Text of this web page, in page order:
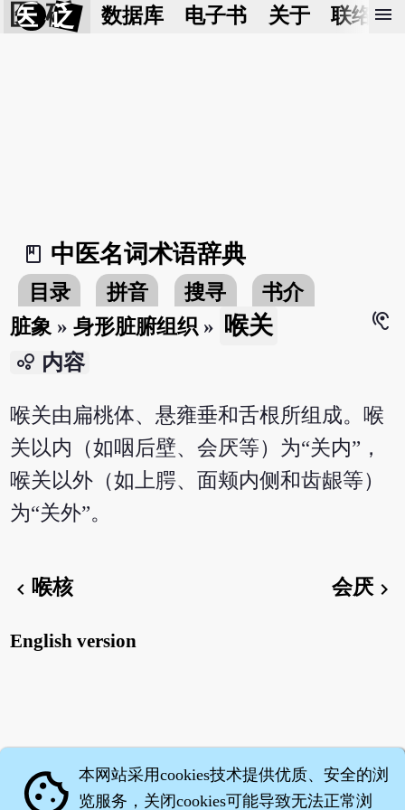
医 砭 数据库 电子书 关于 联络我
menu
book_2
中医名词术语辞典
目录 拼音 搜寻
书介
脏象 »身形脏腑组织 » 喉关
hearing
bubble_chart 内容
喉关由扁桃体、悬雍垂和舌根所组成。喉
关以内（如咽后壁、会厌等）为“关内”，
喉关以外（如上腭、面颊内侧和齿龈等）
为“关外”。
chevron_left喉核 会厌chevron_right
English version
cookie 本网站采用cookies技术提供优质、安全的浏
览服务，关闭cookies可能导致无法正常浏